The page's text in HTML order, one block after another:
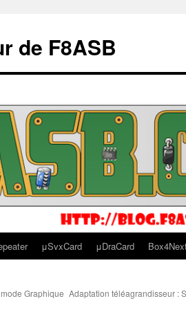
de F8ASB
μSvxCard μDraCard
Graphique Adaptation téléagrandisseur :